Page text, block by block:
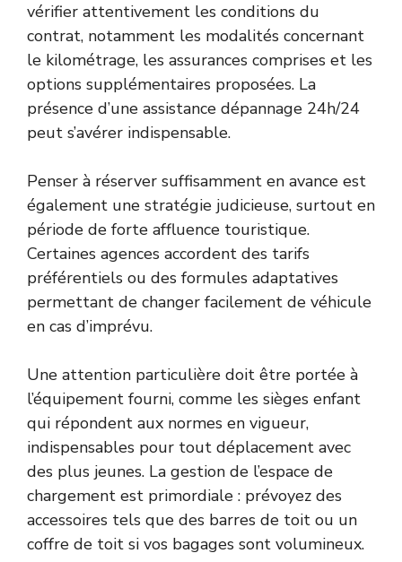
vérifier attentivement les conditions du
contrat, notamment les modalités concernant
le kilométrage, les assurances comprises et les
options supplémentaires proposées. La
présence d’une assistance dépannage 24h/24
peut s’avérer indispensable.
Penser à réserver suffisamment en avance est
également une stratégie judicieuse, surtout en
période de forte affluence touristique.
Certaines agences accordent des tarifs
préférentiels ou des formules adaptatives
permettant de changer facilement de véhicule
en cas d’imprévu.
Une attention particulière doit être portée à
l’équipement fourni, comme les sièges enfant
qui répondent aux normes en vigueur,
indispensables pour tout déplacement avec
des plus jeunes. La gestion de l’espace de
chargement est primordiale : prévoyez des
accessoires tels que des barres de toit ou un
coffre de toit si vos bagages sont volumineux.